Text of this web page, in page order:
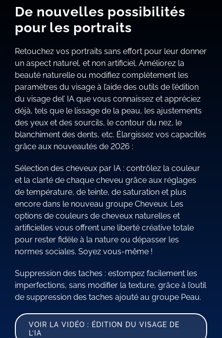
De nouvelles possibilités
pour les portraits
Retouchez vos portraits sans effort pour leur donner
un aspect naturel, et non artificiel. Améliorez la
beauté naturelle ou modifiez complètement les
paramètres du visage à l’aide des outils de l’édition
du visage del’ IA que vous connaissez et appréciez
déjà, tels que le lissage de la peau, les ajustements
des yeux et des sourcils, le contour du nez, le
blanchiment des dents, etc. Élargissez vos capacités
grâce aux nouveautés de 2026 :
Sélection des cheveux par IA : contrôlez la couleur
et la clarté de chaque cheveu grâce aux réglages
de température, de teinte, de saturation et plus
encore dans le nouveau groupe Cheveux. Les
options de couleurs de cheveux naturelles et
artificielles vous offrent une liberté créative totale
pour rester fidèle à la nature ou dépasser les
normes sociales. Soyez vous-même !
Suppression des taches : estompez facilement les
imperfections, sans modifier la texture, grâce à l’outil
de suppression des taches ajouté au groupe Peau.
VOIR LA VIDÉO : ÉDITION DU VISAGE DE
L’IA